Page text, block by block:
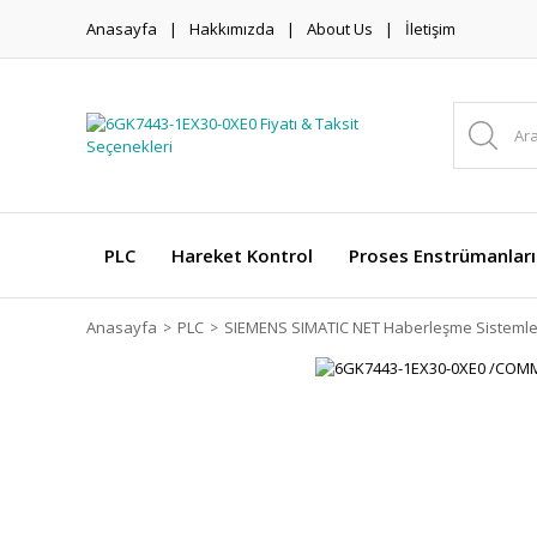
Anasayfa Hakkımızda About Us İletişim
PLC Hareket Kontrol Proses Enstrümanları
Anasayfa PLC SIEMENS SIMATIC NET Haberleşme